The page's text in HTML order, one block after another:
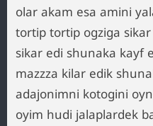
olar akam esa amini
tortip tortip ogziga
sikar edi shunaka kayf
mazzza kilar edik
adajonimni kotogini
oyim hudi jalaplardek